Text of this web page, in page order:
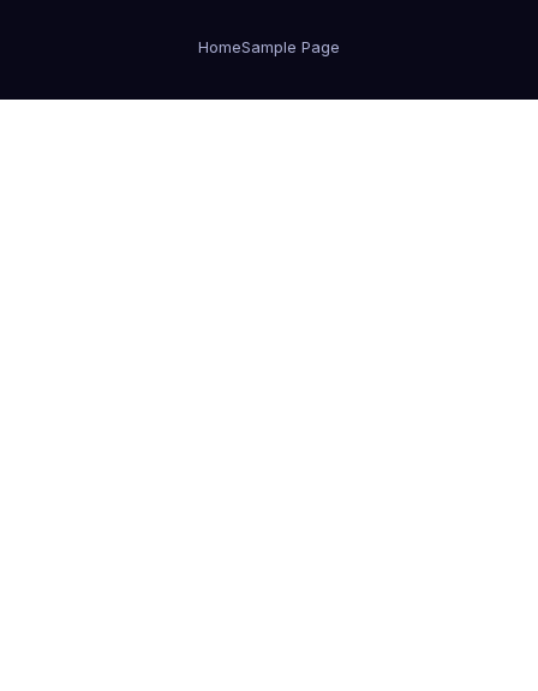
HomeSample Page